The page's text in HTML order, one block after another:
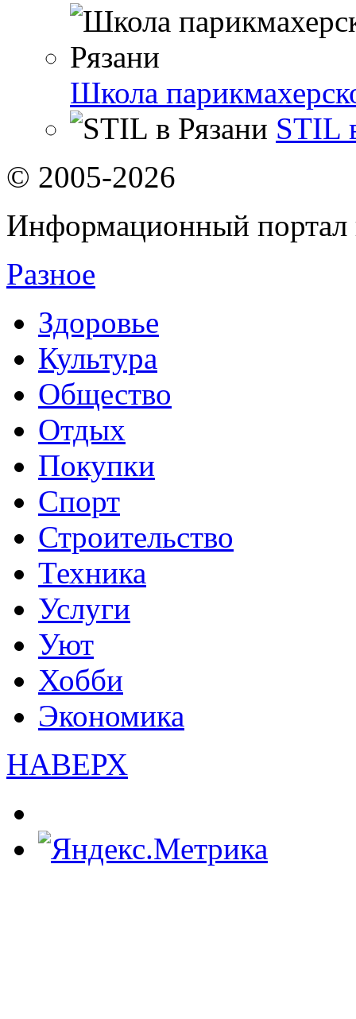
Школа
STIL
© 2005-2026
Информационный портал
Разное
Здоровье
Культура
Общество
Отдых
Покупки
Спорт
Строительство
Техника
Услуги
Уют
Хобби
Экономика
НАВЕРХ